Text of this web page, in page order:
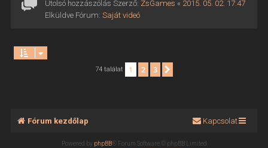
Utolsó hozzászólás Szerző: ZsGames « 2015. 05. 02. 17:47
Elküldve Fórum: Saját videó
74 találat 1 2 3
Fórum kezdőlap Kapcsolat
Powered by phpBB® Forum Software © phpBB Limited